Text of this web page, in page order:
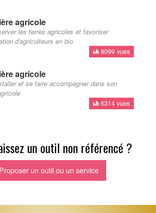
agricole
les terres agricoles et favoriser
d'agriculteurs en bio
8099 vues
agricole
et se faire accompagner dans son
6314 vues
un outil non référencé ?
un outil ou un service